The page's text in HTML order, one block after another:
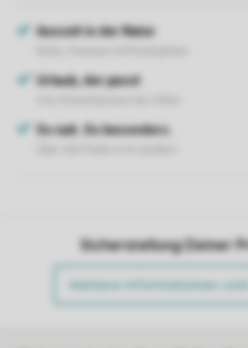
Sicherstellung Deiner
Weitere Informationen und